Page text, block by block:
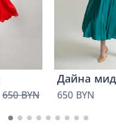
650 BYN
Дайна
650 BYN